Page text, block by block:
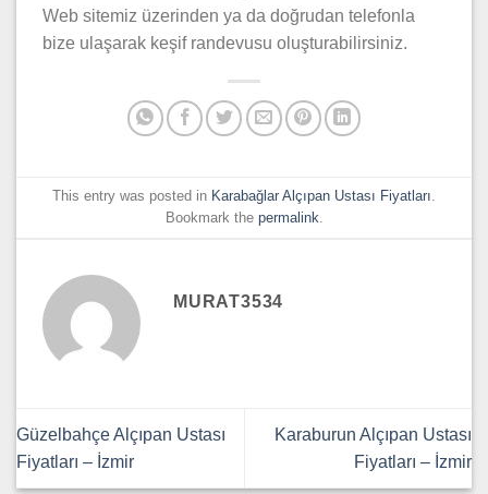
Web sitemiz üzerinden ya da doğrudan telefonla
bize ulaşarak keşif randevusu oluşturabilirsiniz.
This entry was posted in Karabağlar Alçıpan Ustası Fiyatları
Bookmark the permalink
MURAT3534
Güzelbahçe Alçıpan Ustası
Fiyatları – İzmir
Karaburun Alçıpan Ustası
Fiyatları – İzmir